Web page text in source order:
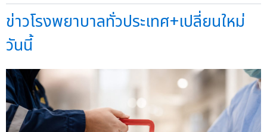
ข่าวโรงพยาบาลทั่วประเทศ+เปลี่ยนใหม่
วันนี้